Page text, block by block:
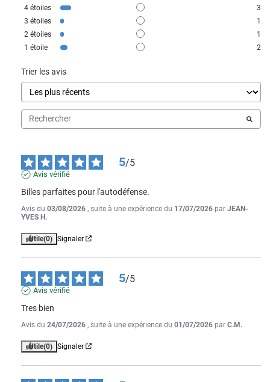
4 étoiles
3
3 étoiles
1
2 étoiles
1
1 étoile 2
Trier les avis
5/5
Avis vérifié
Billes parfaites pour l'autodéfense.
Avis du 03/08/2026 , suite à une expérience du 17/07/2026 par JEAN-
YVES H.
Utile(0) Signaler
5/5
Avis vérifié
Tres bien
Avis du 24/07/2026 , suite à une expérience du 01/07/2026 par C.M.
Utile(0) Signaler